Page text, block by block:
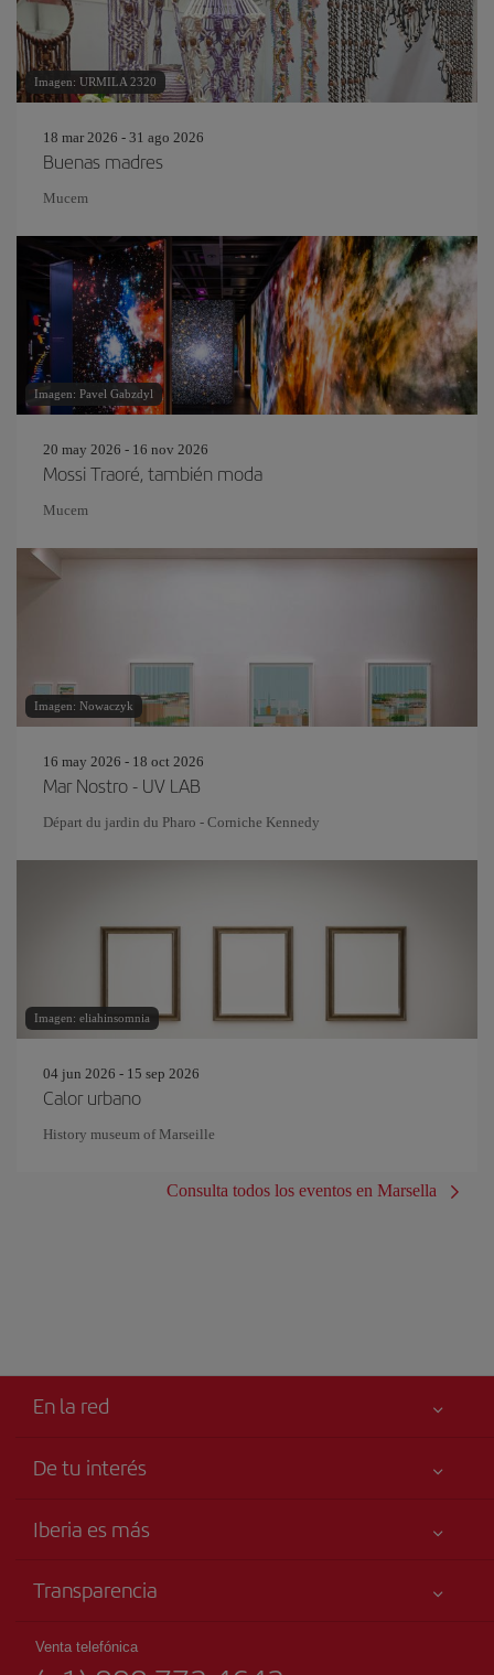
Imagen: URMILA 2320
18 mar 2026 - 31 ago 2026
Buenas madres
Mucem
Imagen: Pavel Gabzdyl
20 may 2026 - 16 nov 2026
Mossi Traoré, también moda
Mucem
Imagen: Nowaczyk
16 may 2026 - 18 oct 2026
Mar Nostro - UV LAB
Départ du jardin du Pharo - Corniche Kennedy
Imagen: eliahinsomnia
04 jun 2026 - 15 sep 2026
Calor urbano
History museum of Marseille
Consulta todos los eventos en Marsella
En la red
De tu interés
Accesibilidad
Mapa del sitio
Iberia es más
Grupo Iberia
Accionistas e Inversores
Nuestras Alianzas
Transparencia
Venta telefónica